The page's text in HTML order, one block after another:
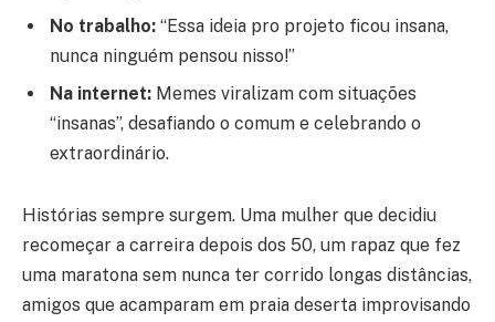
No trabalho: “Essa ideia pro projeto ficou insana,
nunca ninguém pensou nisso!”
Na internet: Memes viralizam com situações
“insanas”, desafiando o comum e celebrando o
extraordinário.
Histórias sempre surgem. Uma mulher que decidiu
recomeçar a carreira depois dos 50, um rapaz que fez
uma maratona sem nunca ter corrido longas distâncias,
amigos que acamparam em praia deserta improvisando